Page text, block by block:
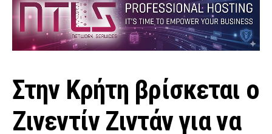
Στην Κρήτη βρίσκεται ο
Ζινεντίν Ζιντάν για να